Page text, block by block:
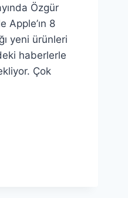
Özgür
Apple’ın 8
yeni ürünleri
haberlerle
Çok